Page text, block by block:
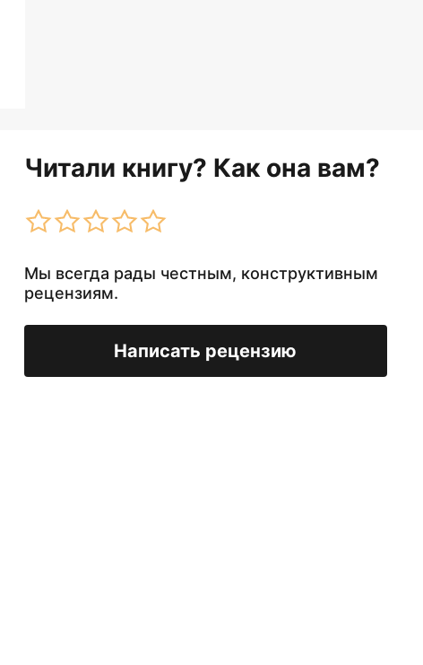
Читали книгу? Как она вам?
Мы всегда рады честным, конструктивным
рецензиям.
Написать рецензию